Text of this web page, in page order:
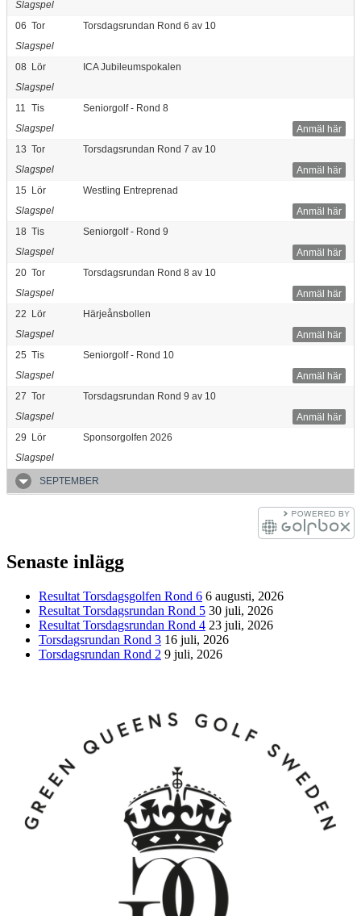
Slagspel
06 Tor
Torsdagsrundan Rond 6 av 10
Slagspel
08
Lör
ICA Jubileumspokalen
Slagspel
11 Tis
Seniorgolf - Rond 8
Anmäl här
Slagspel
13 Tor
Torsdagsrundan Rond 7 av 10
Anmäl här
Slagspel
15
Lör
Westling Entreprenad
Anmäl här
Slagspel
18 Tis
Seniorgolf - Rond 9
Anmäl här
Slagspel
20 Tor
Torsdagsrundan Rond 8 av 10
Anmäl här
Slagspel
22
Lör
Härjeånsbollen
Anmäl här
Slagspel
25 Tis
Seniorgolf - Rond 10
Anmäl här
Slagspel
27 Tor
Torsdagsrundan Rond 9 av 10
Anmäl här
Slagspel
29
Lör
Sponsorgolfen 2026
Slagspel
SEPTEMBER
Senaste inlägg
Resultat Torsdagsgolfen Rond 6 6 augusti, 2026
Resultat Torsdagsrundan Rond 5 30 juli, 2026
Resultat Torsdagsrundan Rond 4 23 juli, 2026
Torsdagsrundan Rond 3 16 juli, 2026
Torsdagsrundan Rond 2 9 juli, 2026